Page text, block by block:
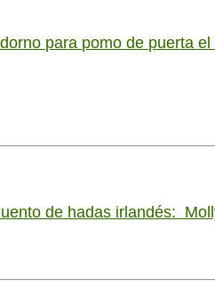
para pomo de puerta el
de hadas irlandés: